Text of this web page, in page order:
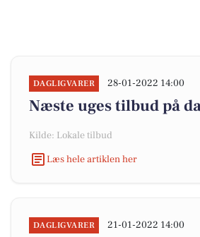
DAGLIGVARER 28-01-2022 14:00
Næste uges tilbud på
Kilde: Lokale tilbud
Læs hele artiklen her
DAGLIGVARER 21-01-2022 14:00